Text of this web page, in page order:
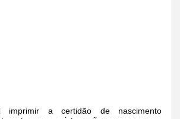
imprimir a certidão de nascimento